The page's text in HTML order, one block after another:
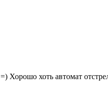
Хорошо хоть автомат